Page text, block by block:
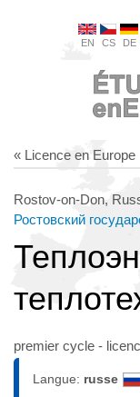
EN CS DE
« Licence en Europe
Rostov-on-Don,
Ростовский
premier cycle -
Langue: russe